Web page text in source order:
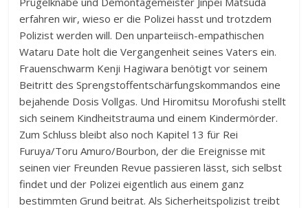
erfahren wir, wieso er die Polizei hasst und trotzdem
Polizist werden will. Den unparteiisch-empathischen
Wataru Date holt die Vergangenheit seines Vaters ein.
Frauenschwarm Kenji Hagiwara benötigt vor seinem
Beitritt des Sprengstoffentschärfungskommandos eine
bejahende Dosis Vollgas. Und Hiromitsu Morofushi stellt
sich seinem Kindheitstrauma und einem Kindermörder.
Zum Schluss bleibt also noch Kapitel 13 für Rei
Furuya/Toru Amuro/Bourbon, der die Ereignisse mit
seinen vier Freunden Revue passieren lässt, sich selbst
findet und der Polizei eigentlich aus einem ganz
bestimmten Grund beitrat. Als Sicherheitspolizist treibt